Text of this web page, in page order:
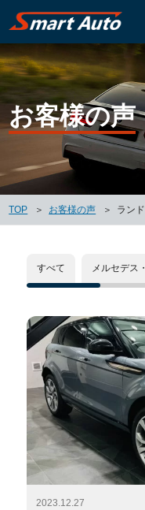
お客様の声
TOP お客様の声 ラン
すべて メルセデス
2023.12.27